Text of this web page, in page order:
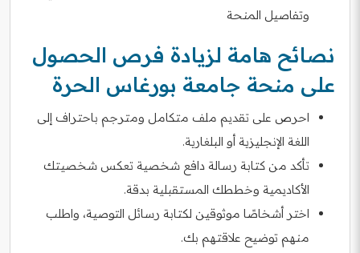
وتفاصيل المنحة
نصائح هامة لزيادة فرص الحصول
على منحة جامعة بورغاس الحرة
احرص على تقديم ملف متكامل ومترجم باحتراف إلى
اللغة الإنجليزية أو البلغارية.
تأكد من كتابة رسالة دافع شخصية تعكس شخصيتك
الأكاديمية وخططك المستقبلية بدقة.
اختر أشخاصًا موثوقين لكتابة رسائل التوصية، واطلب
منهم توضيح علاقتهم بك.